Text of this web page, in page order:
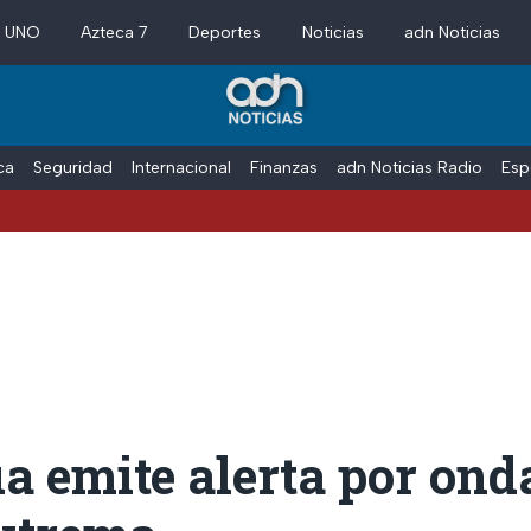
Azteca 7 Deportes Noticias adn Noticias
Seguridad Internacional Finanzas adn Noticias Radio
emite alerta por